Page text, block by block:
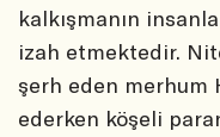
kalkışmanın
izah etmektedir.
şerh eden merhum
ederken köşeli